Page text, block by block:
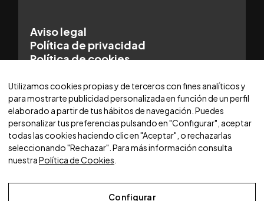
Aviso legal
Política de privacidad
Política de cookies
Utilizamos cookies propias y de terceros con fines analíticos y
para mostrarte publicidad personalizada en función de un perfil
elaborado a partir de tus hábitos de navegación. Puedes
personalizar tus preferencias pulsando en "Configurar", aceptar
todas las cookies haciendo clic en "Aceptar", o rechazarlas
seleccionando "Rechazar". Para más información consulta
nuestraPolítica de Cookies
Configurar